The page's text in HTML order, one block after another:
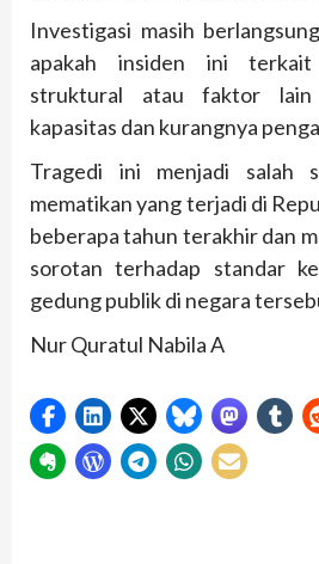
Investigasi masih
apakah insiden ini terkait
struktural atau faktor lain
kapasitas dan kurangnya
Tragedi ini menjadi salah
mematikan yang terjadi di
beberapa tahun terakhir dan
sorotan terhadap standar
gedung publik di negara
Nur Quratul Nabila A